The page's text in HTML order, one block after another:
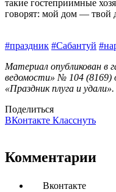
такие гостеприимные
говорят: мой дом —
#праздник #Сабантуй
Материал опубликован в
ведомости» № 104 (8169)
«Праздник плуга и удали».
Поделиться
ВКонтакте Класснуть
Комментарии
Вконтакте